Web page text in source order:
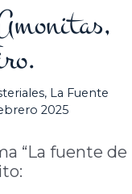
, La Fuente
2025
“La fuente de